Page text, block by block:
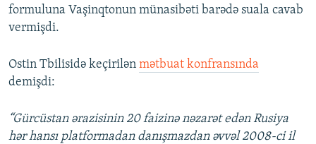
formuluna Vaşinqtonun münasibəti barədə suala cavab
vermişdi.
Ostin Tbilisidə keçirilən mətbuat konfransında
demişdi:
“Gürcüstan ərazisinin 20 faizinə nəzarət edən Rusiya
hər hansı platformadan danışmazdan əvvəl 2008-ci il